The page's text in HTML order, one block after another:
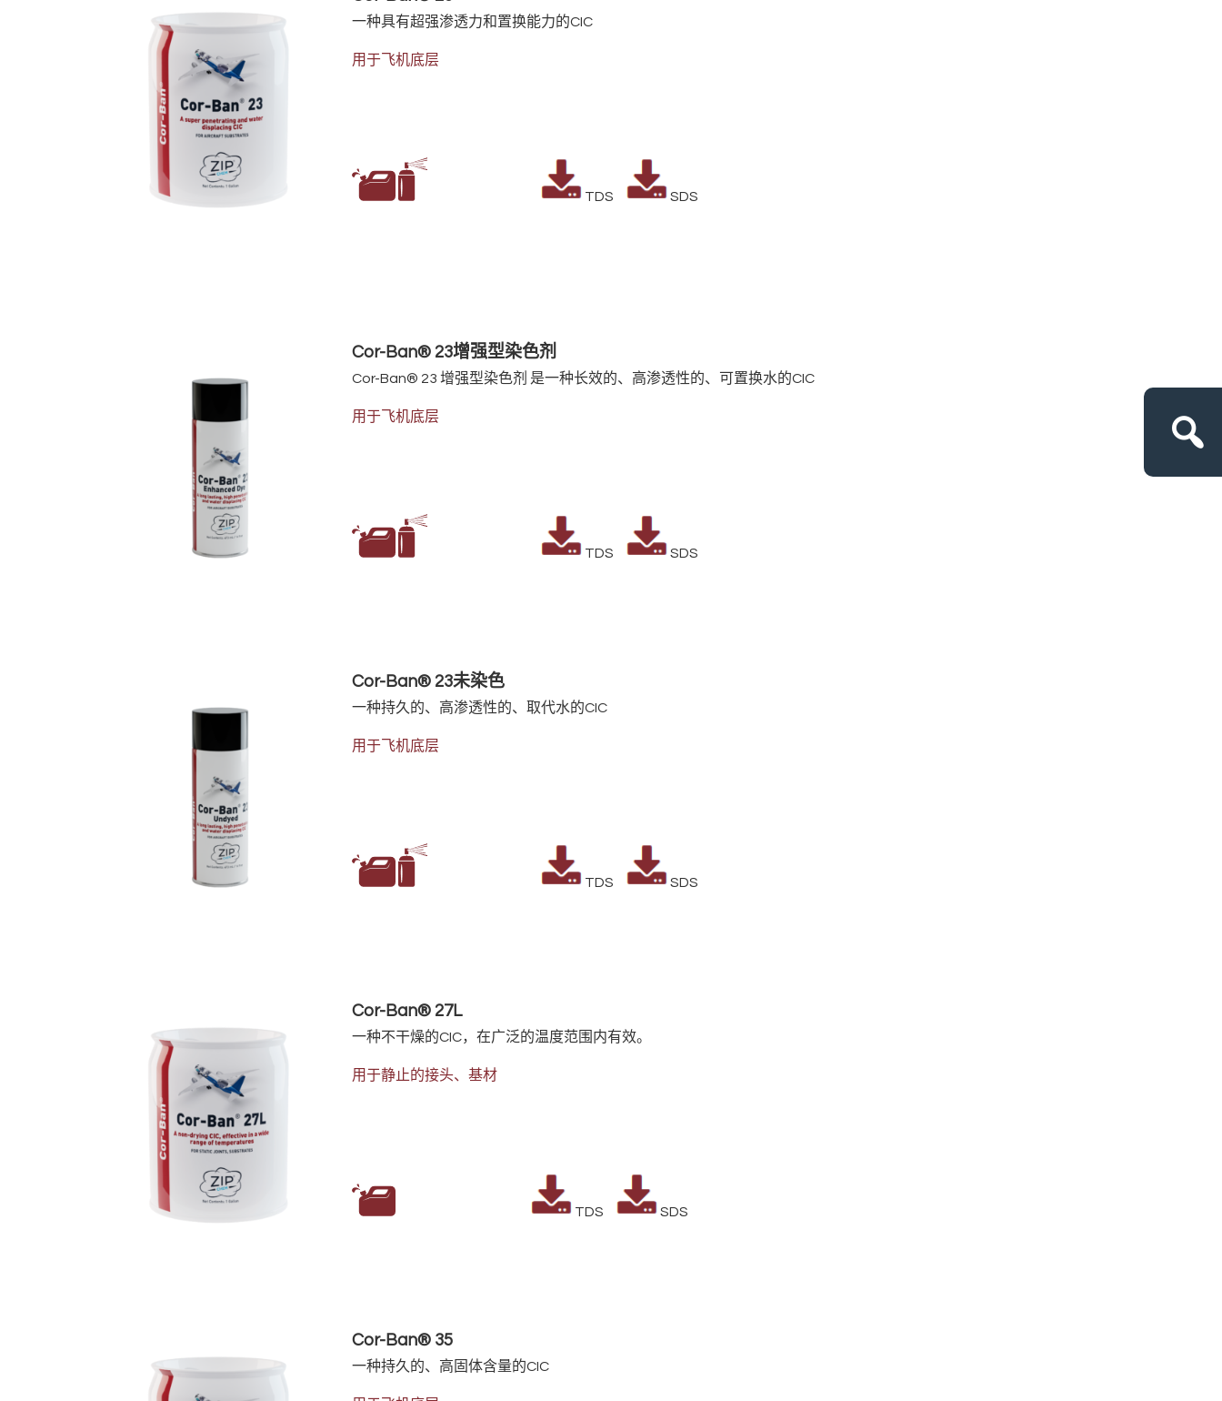
一种具有超强渗透力和置换能力的CIC
用于飞机底层
TDS SDS
Cor-Ban® 23增强型染色剂
Cor-Ban® 23 增强型染色剂 是一种长效的、高渗透性的、可置换水的CIC
用于飞机底层
TDS SDS
Cor-Ban® 23未染色
一种持久的、高渗透性的、取代水的CIC
用于飞机底层
TDS SDS
Cor-Ban® 27L
一种不干燥的CIC，在广泛的温度范围内有效。
用于静止的接头、基材
TDS SDS
Cor-Ban® 35
一种持久的、高固体含量的CIC